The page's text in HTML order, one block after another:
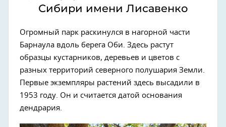
Сибири имени Лисавенко
Огромный парк раскинулся в нагорной части
Барнаула вдоль берега Оби. Здесь растут
образцы кустарников, деревьев и цветов с
разных территорий северного полушария Земли.
Первые экземпляры растений здесь высадили в
1953 году. Он и считается датой основания
дендрария.